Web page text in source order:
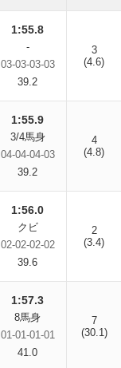
1:55.8
-
03-03-03-03
39.2
3
(4.6)
1:55.9
3/4馬身
04-04-04-03
39.2
4
(4.8)
1:56.0
クビ
02-02-02-02
39.6
2
(3.4)
1:57.3
8馬身
01-01-01-01
41.0
7
(30.1)